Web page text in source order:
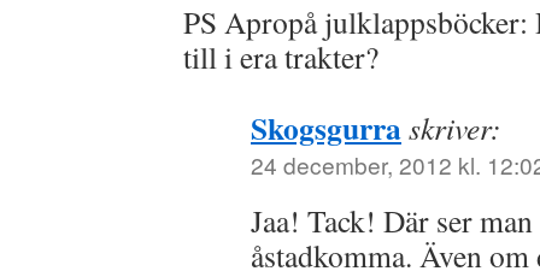
PS Apropå
till i era trakter?
Skogsgurraskriver:
24 december, 2012 kl.
Jaa! Tack! Där ser
åstadkomma. Även